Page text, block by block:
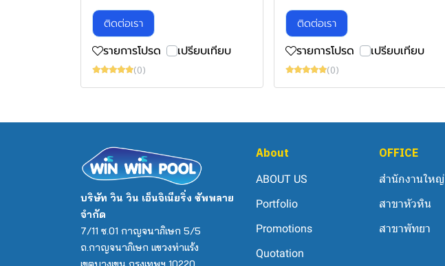
ติดต่อเรา
รายการโปรด เปรียบเทียบ
(0)
ติดต่อเรา
รายการโปรด เปรียบเทียบ
(0)
บริษัท วิน วิน เอ็นจิเนียริ่ง ซัพพลาย
จำกัด
7/11 ซ.01 กาญจนาภิเษก 5/5
ถ.กาญจนาภิเษก แขวงท่าแร้ง
About
ABOUT US
Portfolio
Promotions
Quotation
OFFICE
สำนักงานใหญ่
สาขาหัวหิน
สาขาพัทยา